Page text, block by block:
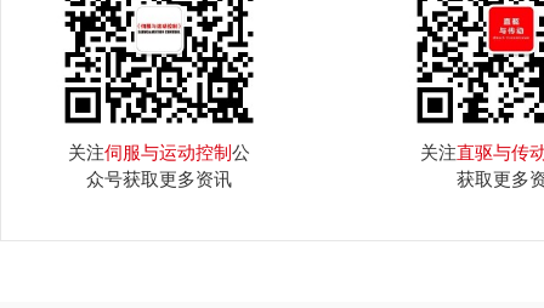
关注伺服与运动控制公
众号获取更多资讯
关注直驱与传
获取更多